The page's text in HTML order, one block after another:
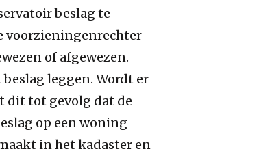
beslag te
voorzieningenrechter
of afgewezen.
leggen. Wordt er
dit tot gevolg dat de
op een woning
in het kadaster en